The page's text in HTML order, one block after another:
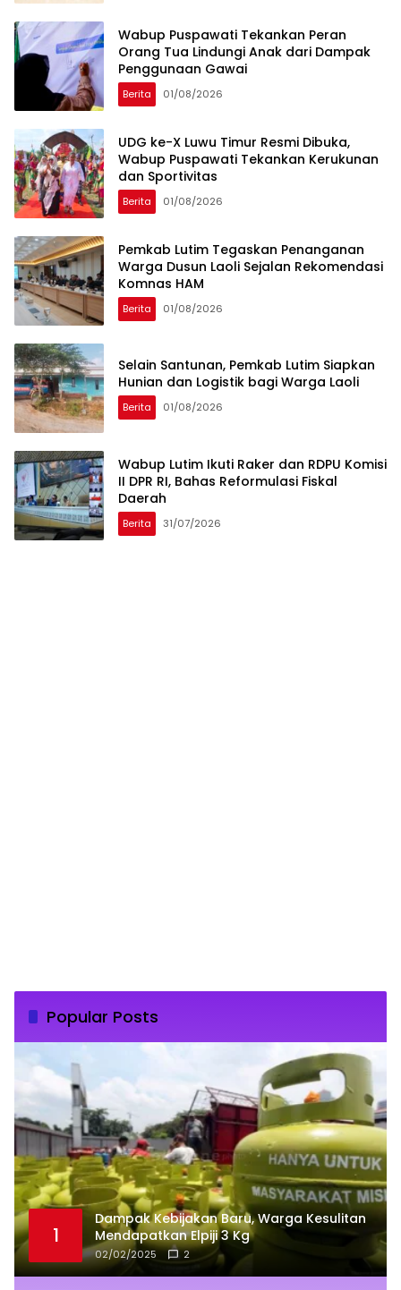
Wabup Puspawati Tekankan Peran
Orang Tua Lindungi Anak dari Dampak
Penggunaan Gawai
Berita 01/08/2026
UDG ke-X Luwu Timur Resmi Dibuka,
Wabup Puspawati Tekankan Kerukunan
dan Sportivitas
Berita 01/08/2026
Pemkab Lutim Tegaskan Penanganan
Warga Dusun Laoli Sejalan Rekomendasi
Komnas HAM
Berita 01/08/2026
Selain Santunan, Pemkab Lutim Siapkan
Hunian dan Logistik bagi Warga Laoli
Berita 01/08/2026
Wabup Lutim Ikuti Raker dan RDPU Komisi
II DPR RI, Bahas Reformulasi Fiskal
Daerah
Berita 31/07/2026
Popular Posts
1
Dampak Kebijakan Baru, Warga Kesulitan
Mendapatkan Elpiji 3 Kg
02/02/2025 2